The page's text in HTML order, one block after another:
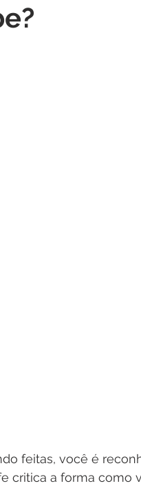
feitas, você é
critica a forma como